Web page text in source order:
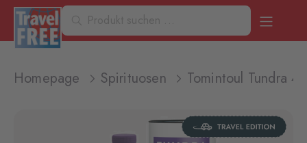
Homepage Spirituosen Tomintoul Tundra